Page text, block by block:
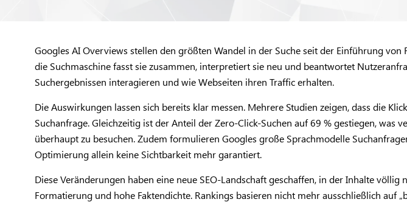
Googles AI Overviews stellen den größten Wandel in der Suche seit der Einführung
die Suchmaschine fasst sie zusammen, interpretiert sie neu und beantwortet
Suchergebnissen interagieren und wie Webseiten ihren Traffic erhalten.
Die Auswirkungen lassen sich bereits klar messen. Mehrere Studien zeigen, dass die
Suchanfrage. Gleichzeitig ist der Anteil der Zero-Click-Suchen auf 69 % gestiegen,
überhaupt zu besuchen. Zudem formulieren Googles große Sprachmodelle
Optimierung allein keine Sichtbarkeit mehr garantiert.
Diese Veränderungen haben eine neue SEO-Landschaft geschaffen, in der Inhalte
Formatierung und hohe Faktendichte. Rankings basieren nicht mehr ausschließlich auf